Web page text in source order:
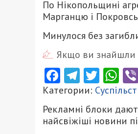
По Нікопольщині
Марганцю і
Минулося без
Якщо ви знайшли
Facebook
Telegram
Категории:
Рекламні блоки
найсвіжіші новини